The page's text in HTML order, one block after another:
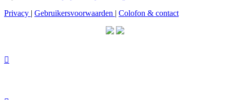
Privacy | Gebruikersvoorwaarden | Colofon & contact